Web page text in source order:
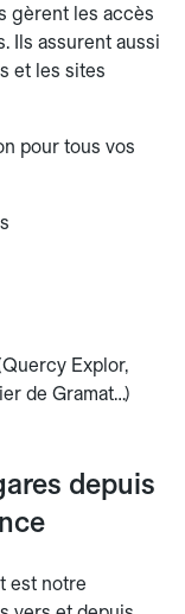
gèrent les accès
Ils assurent aussi
et les sites
pour tous vos
Explor,
de Gramat…)
depuis
est notre